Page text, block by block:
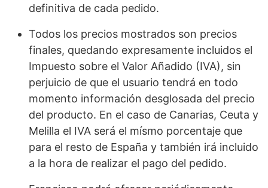
definitiva de cada pedido.
Todos los precios mostrados son precios
finales, quedando expresamente incluidos el
Impuesto sobre el Valor Añadido (IVA), sin
perjuicio de que el usuario tendrá en todo
momento información desglosada del precio
del producto. En el caso de Canarias, Ceuta y
Melilla el IVA será el mísmo porcentaje que
para el resto de España y también irá incluido
a la hora de realizar el pago del pedido.